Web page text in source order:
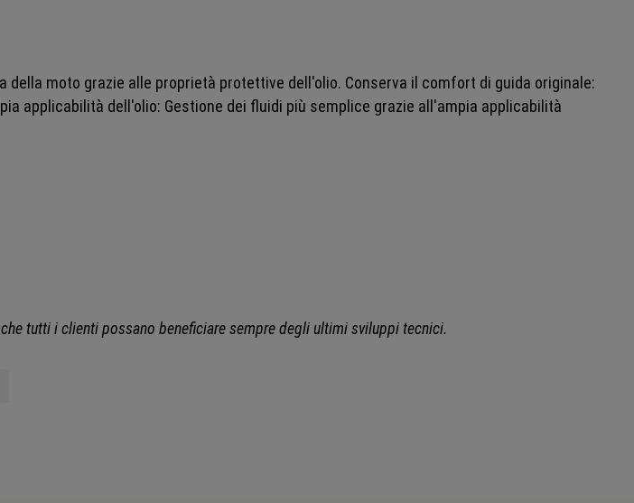
moto grazie alle proprietà protettive dell'olio. Conserva il comfort di guida originale:
applicabilità dell'olio: Gestione dei fluidi più semplice grazie all'ampia applicabilità
tutti i clienti possano beneficiare sempre degli ultimi sviluppi tecnici.